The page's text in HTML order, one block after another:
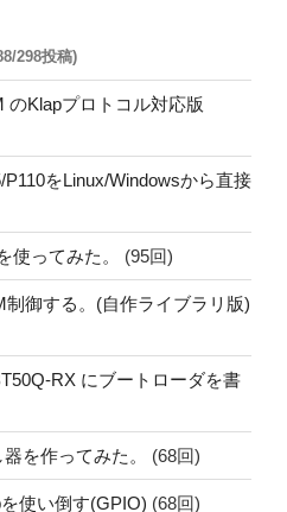
298投稿)
のKlapプロトコル対応版
をLinux/Windowsから直接
使ってみた。 (95回)
御する。(自作ライブラリ版)
RX にブートローダを書
を作ってみた。 (68回)
使い倒す(GPIO) (68回)